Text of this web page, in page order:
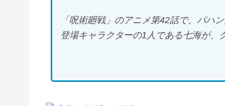
「呪術廻戦」のアニメ第42話で、パハ
登場キャラクターの1人である七海が、